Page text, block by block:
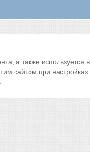
а также используется в
сайтом при настройках